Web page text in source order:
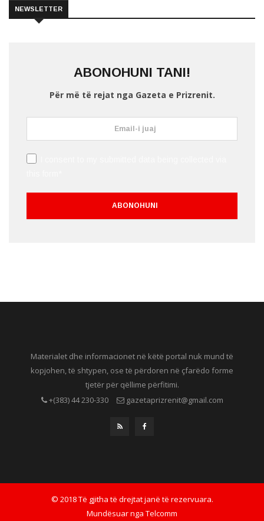
NEWSLETTER
ABONOHUNI TANI!
Për më të rejat nga Gazeta e Prizrenit.
Materialet dhe informacionet në këtë portal nuk mund të
kopjohen, të shtypen, ose të përdoren në çfarëdo forme
tjetër për qëllime përfitimi.
+(383) 44 230-330
gazetaprizrenit@gmail.com
© 2018 Të gjitha të drejtat janë të rezervuara.
Mundësuar nga Telcomm